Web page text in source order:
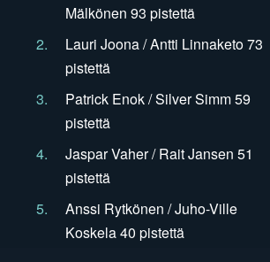
Mälkönen 93 pistettä
2.
Lauri Joona / Antti Linnaketo 73
pistettä
3.
Patrick Enok / Silver Simm 59
pistettä
4.
Jaspar Vaher / Rait Jansen 51
pistettä
5.
Anssi Rytkönen / Juho-Ville
Koskela 40 pistettä